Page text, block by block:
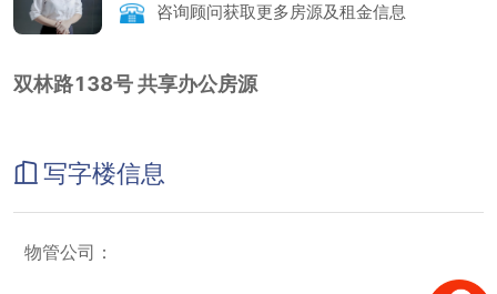
咨询顾问获取更多房源及租金信息
双林路138号 共享办公房源
写字楼信息
物管公司：